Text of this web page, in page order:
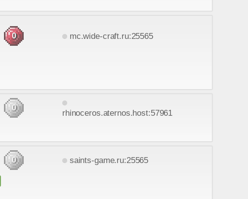
0 mc.wide-craft.ru:25565
0
rhinoceros.aternos.host:57961
0 saints-game.ru:25565